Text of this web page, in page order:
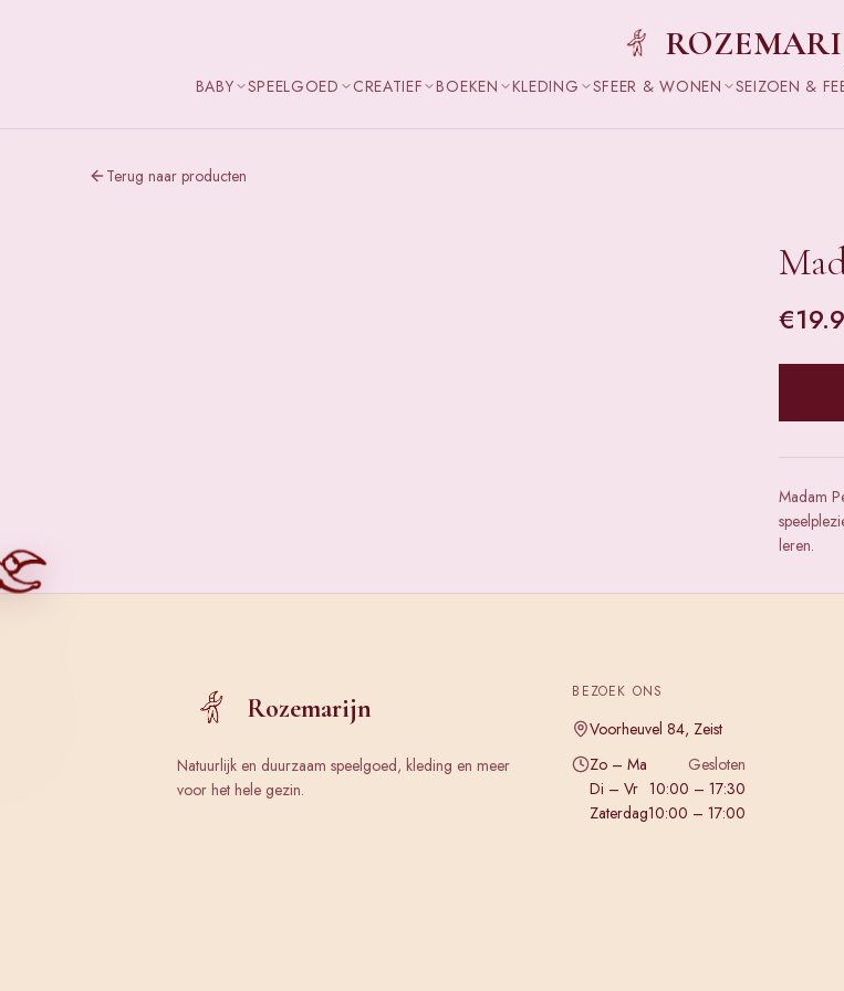
BABY SPEELGOED CREATIEF BOEKEN KLEDING SFEER & WONEN SEIZOEN &
Terug naar producten
€
Madam
leren.
Rozemarijn
Natuurlijk en duurzaam speelgoed, kleding en meer
voor het hele gezin.
BEZOEK ONS
Voorheuvel 84, Zeist
Zo – Ma
Gesloten
Di – Vr 10:00 – 17:30
Zaterdag10:00 – 17:00